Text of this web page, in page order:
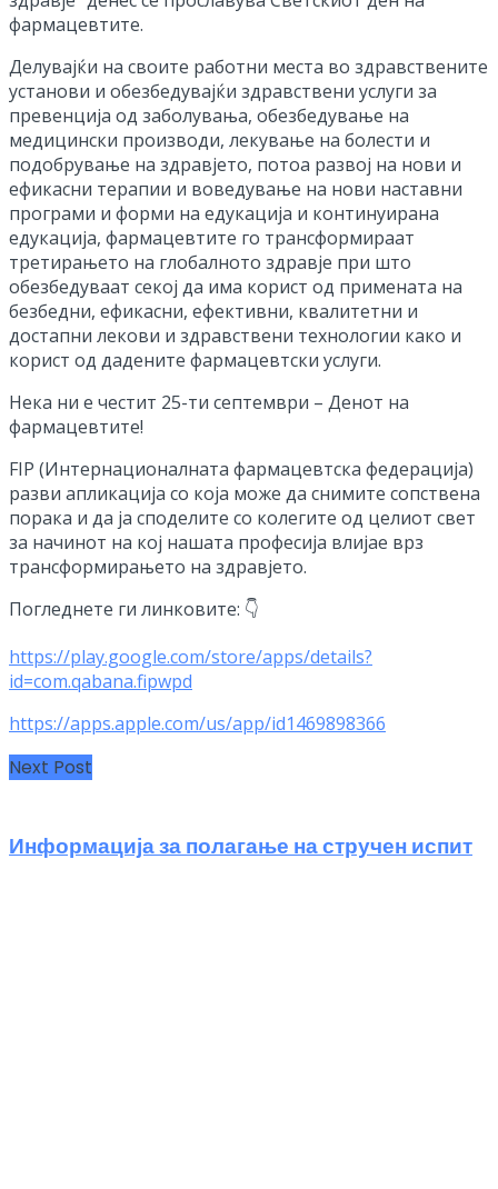
фармацевтите.
Делувајќи на своите работни места во здравствените
установи и обезбедувајќи здравствени услуги за
превенција од заболувања, обезбедување на
медицински производи, лекување на болести и
подобрување на здравјето, потоа развој на нови и
ефикасни терапии и воведување на нови наставни
програми и форми на едукација и континуирана
едукација, фармацевтите го трансформираат
третирањето на глобалното здравје при што
обезбедуваат секој да има корист од примената на
безбедни, ефикасни, ефективни, квалитетни и
достапни лекови и здравствени технологии како и
корист од дадените фармацевтски услуги.
Нека ни е честит 25-ти септември – Денот на
фармацевтите!
FIP (Интернационалната фармацевтска федерација)
разви апликација со која може да снимите сопствена
порака и да ја споделите со колегите од целиот свет
за начинот на кој нашата професија влијае врз
трансформирањето на здравјето.
Погледнете ги линковите: 👇
https://play.google.com/store/apps/details?
id=com.qabana.fipwpd
https://apps.apple.com/us/app/id1469898366
Next Post
Информација за полагање на стручен испит